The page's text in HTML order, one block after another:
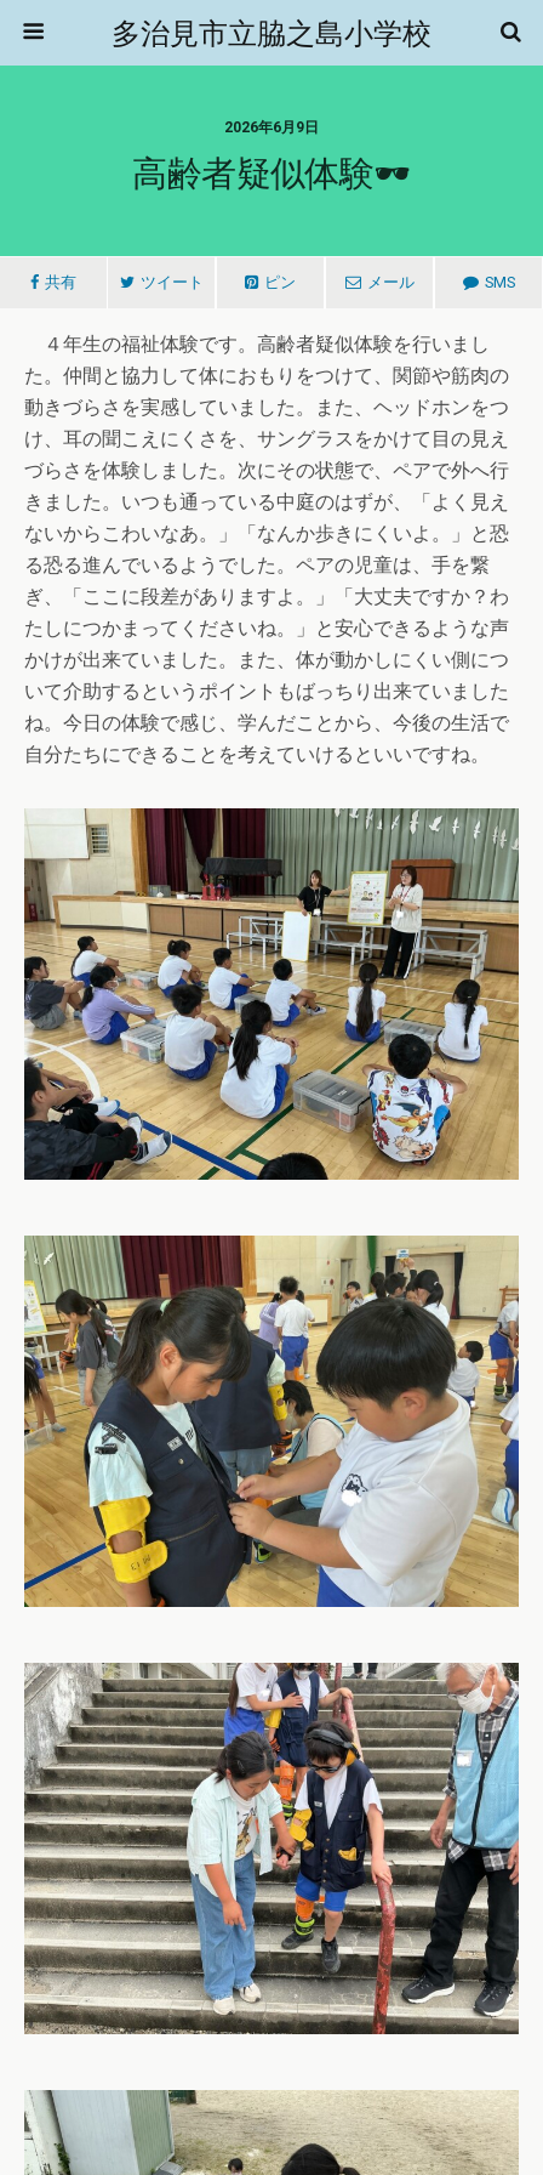
多治見市立脇之島小学校
2026年6月9日
高齢者疑似体験🕶️
共有 ツイート ピン メール SMS
４年生の福祉体験です。高齢者疑似体験を行いまし
た。仲間と協力して体におもりをつけて、関節や筋肉の
動きづらさを実感していました。また、ヘッドホンをつ
け、耳の聞こえにくさを、サングラスをかけて目の見え
づらさを体験しました。次にその状態で、ペアで外へ行
きました。いつも通っている中庭のはずが、「よく見え
ないからこわいなあ。」「なんか歩きにくいよ。」と恐
る恐る進んでいるようでした。ペアの児童は、手を繋
ぎ、「ここに段差がありますよ。」「大丈夫ですか？わ
たしにつかまってくださいね。」と安心できるような声
かけが出来ていました。また、体が動かしにくい側につ
いて介助するというポイントもばっちり出来ていました
ね。今日の体験で感じ、学んだことから、今後の生活で
自分たちにできることを考えていけるといいですね。